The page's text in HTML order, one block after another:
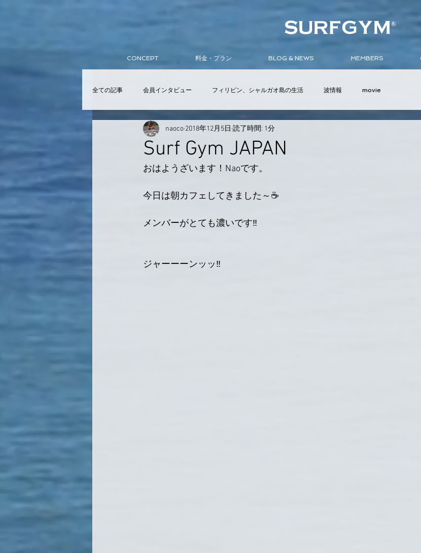
CONCEPT 料金・プラン BLOG & NEWS MEMBERS
全ての記事 会員インタビュー フィリピン、シャルガオ島の生活 波情報 movie
サーフィンスクール 入会 アンバサダー
提携スクール Wellness Club
Surf Gym JAPAN
naoco 2018年12月5日 読了時間: 1分
おはようざいます！Naoです。
今日は朝カフェしてきました～☕️
メンバーがとても濃いです‼️
ジャーーーンッッ‼️